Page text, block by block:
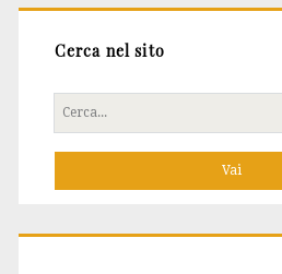
Cerca nel sito
Cerca
per: